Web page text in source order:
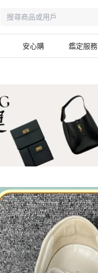
安心購 鑑定服務